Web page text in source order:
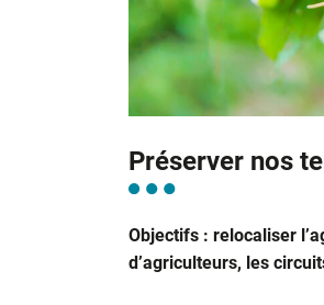
Préserver nos
Objectifs : relocaliser
d’agriculteurs, les